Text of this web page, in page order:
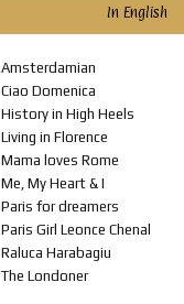
In English
Amsterdamian
Ciao Domenica
History in High Heels
Living in Florence
Mama loves Rome
Me, My Heart & I
Paris for dreamers
Paris Girl Leonce Chenal
Raluca Harabagiu
The Londoner